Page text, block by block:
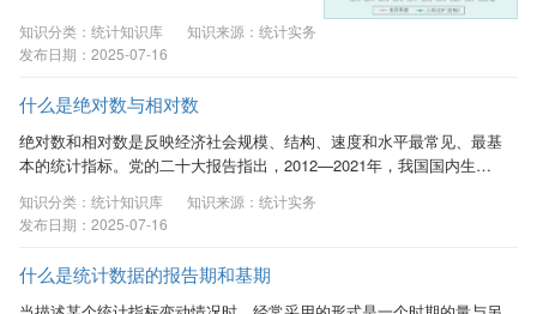
平衡，积极推动各地区各领域全面发展。
利用变异系数可以衡量我国不同地区、不
变化趋势，为制定地区协调发展战略提供
统计依据。变异系数在分析观察值的差异
性和异质性方面具有重要作用。 一、什么
是变异系数 变异系数是测度数据变异程度
的相对统计量，用于比较平均数不同的两
个或多个样本数据的变异程度，是标准差
差系数。 二、...
知识分类：统计知识库
知识来源：统计实务
发布日期：2025-07-16
什么是绝对数与相对数
绝对数和相对数是反映经济社会规模、结构、速度和水平最常见、最基
本的统计指标。党的二十大报告指出，2012—2021年，我国国内生产
18.5％，提高7.2个百分点。报告通过对绝对数和相对数的综合运用，
直观地展示了我国经济实力的历史性跃升。 一、绝对数 （一）绝对数
的基本概念 绝对数又称绝对指标或总量指标，是反映社会经济现象
总体规模或水平的统计指标，其具体数值表现为绝对数。一方面，绝对
数可用于揭示总体数量绝对规模和水平，...
知识分类：统计知识库
知识来源：统计实务
发布日期：2025-07-16
什么是统计数据的报告期和基期